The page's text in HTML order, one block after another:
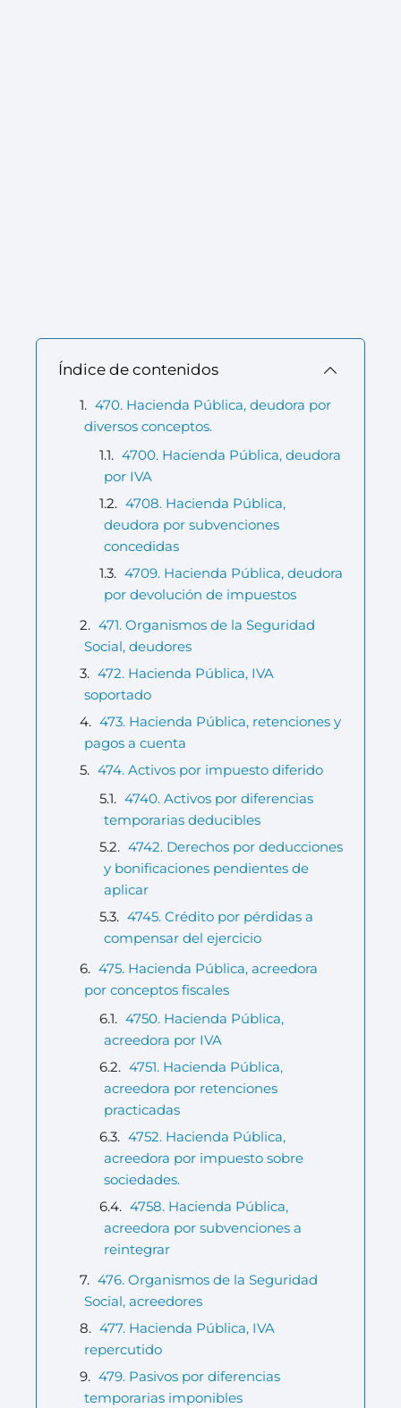
Índice de contenidos
470. Hacienda Pública, deudora por
diversos conceptos.
4700. Hacienda Pública, deudora
por IVA
4708. Hacienda Pública,
deudora por subvenciones
concedidas
4709. Hacienda Pública, deudora
por devolución de impuestos
471. Organismos de la Seguridad
Social, deudores
472. Hacienda Pública, IVA
soportado
473. Hacienda Pública, retenciones y
pagos a cuenta
474. Activos por impuesto diferido
4740. Activos por diferencias
temporarias deducibles
4742. Derechos por deducciones
y bonificaciones pendientes de
aplicar
4745. Crédito por pérdidas a
compensar del ejercicio
475. Hacienda Pública, acreedora
por conceptos fiscales
4750. Hacienda Pública,
acreedora por IVA
4751. Hacienda Pública,
acreedora por retenciones
practicadas
4752. Hacienda Pública,
acreedora por impuesto sobre
sociedades.
4758. Hacienda Pública,
acreedora por subvenciones a
reintegrar
476. Organismos de la Seguridad
Social, acreedores
477. Hacienda Pública, IVA
repercutido
479. Pasivos por diferencias
temporarias imponibles